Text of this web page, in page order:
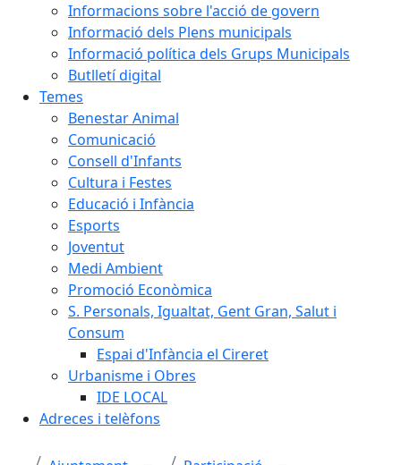
Informacions sobre l'acció de govern
Informació dels Plens municipals
Informació política dels Grups Municipals
Butlletí digital
Temes
Benestar Animal
Comunicació
Consell d'Infants
Cultura i Festes
Educació i Infància
Esports
Joventut
Medi Ambient
Promoció Econòmica
S. Personals, Igualtat, Gent Gran, Salut i
Consum
Espai d'Infància el Cireret
Urbanisme i Obres
IDE LOCAL
Adreces i telèfons